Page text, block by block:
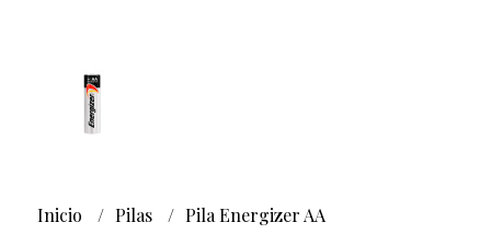
Inicio Pilas Pila Energizer AA